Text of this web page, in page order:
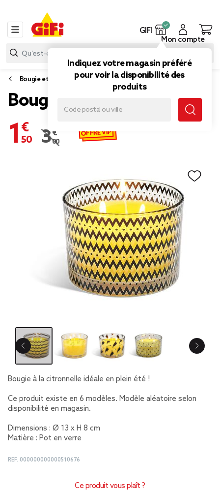
GIFI
Indiquez votre magasin préféré
pour voir la disponibilité des
produits
Mon compte
Bougie et produit citronnelle
Bougie citronnelle verre
1,50 €
Prix remisé de 3,00 € à 1,50 €
3,00 € OFFRE VIP
Bougie à la citronnelle idéale en plein été !
Ce produit existe en 6 modèles. Modèle aléatoire selon
disponibilité en magasin.
Dimensions : Ø 13 x H 8 cm
Matière : Pot en verre
REF. 000000000000510676
Ce produit vous plaît ?